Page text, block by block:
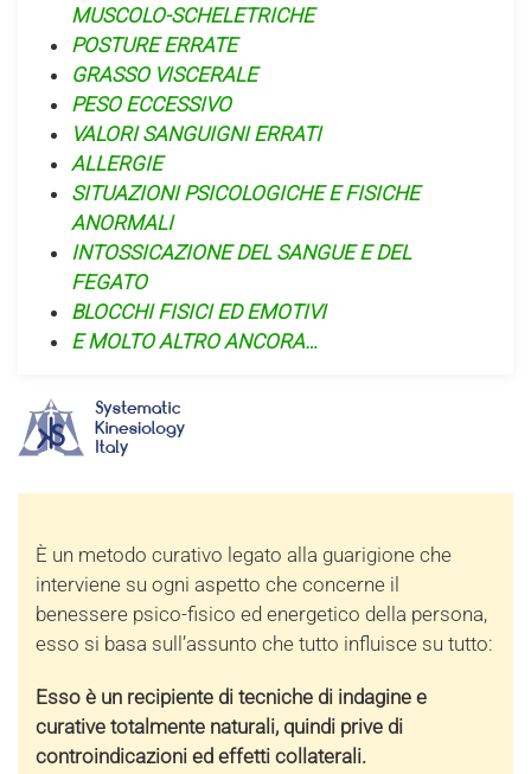
MUSCOLO-SCHELETRICHE
POSTURE ERRATE
GRASSO VISCERALE
PESO ECCESSIVO
VALORI SANGUIGNI ERRATI
ALLERGIE
SITUAZIONI PSICOLOGICHE E FISICHE
ANORMALI
INTOSSICAZIONE DEL SANGUE E DEL
FEGATO
BLOCCHI FISICI ED EMOTIVI
E MOLTO ALTRO ANCORA…
È un metodo curativo legato alla guarigione che
interviene su ogni aspetto che concerne il
benessere psico-fisico ed energetico della persona,
esso si basa sull’assunto che tutto influisce su tutto:
Esso è un recipiente di tecniche di indagine e
curative totalmente naturali, quindi prive di
controindicazioni ed effetti collaterali.